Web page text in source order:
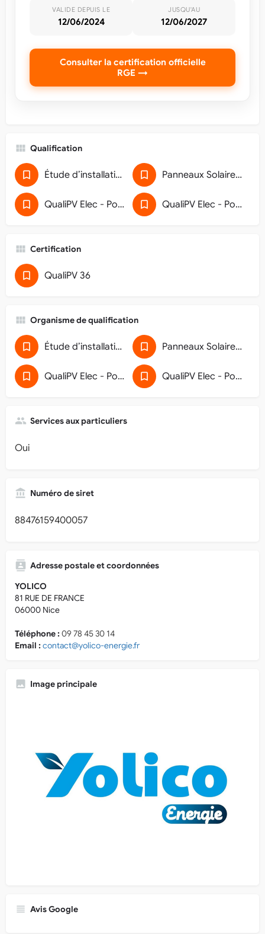
VALIDE DEPUIS LE
12/06/2024
JUSQU'AU
12/06/2027
Consulter la certification officielle
RGE →
Qualification
Étude d’installations de production utilisant l’énergie solaire photovoltaïque (2011) Panneaux Solaires Photovoltaïques (43SPVRGE)
QualiPV Elec - Pose de générateur photovoltaïque raccordé au réseau QualiPV Elec - Pose de générateur photovoltaïque raccordé au réseau (32)
Certification
QualiPV 36
Organisme de qualification
Étude d’installations de production utilisant l’énergie solaire photovoltaïque (2011) Panneaux Solaires Photovoltaïques (43SPVRGE)
QualiPV Elec - Pose de générateur photovoltaïque raccordé au réseau QualiPV Elec - Pose de générateur photovoltaïque raccordé au réseau (32)
Services aux particuliers
Oui
Numéro de siret
88476159400057
Adresse postale et coordonnées
YOLICO
81 RUE DE FRANCE
06000 Nice
Téléphone :09 78 45 30 14
Email :contact@yolico-energie.fr
Image principale
Avis Google